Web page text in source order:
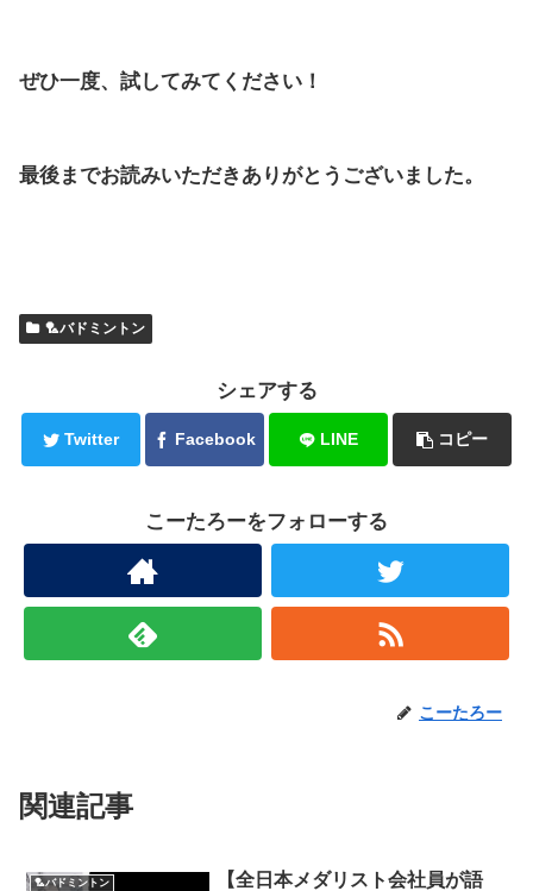
ぜひ一度、試してみてください！
最後までお読みいただきありがとうございました。
🏸バドミントン
シェアする
Twitter Facebook LINE コピー
こーたろーをフォローする
こーたろー
関連記事
🏸バドミントン
【全日本メダリスト会社員が語